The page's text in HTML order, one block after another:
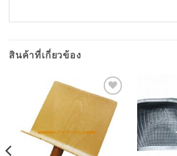
สินค้าที่เกี่ยวข้อง
รายการ
ติดตาม